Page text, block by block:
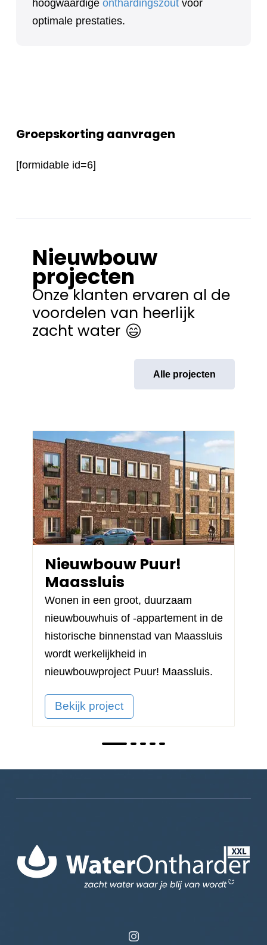
hoogwaardige onthardingszout voor
optimale prestaties.
Groepskorting aanvragen
[formidable id=6]
Nieuwbouw
projecten
Onze klanten ervaren al de
voordelen van heerlijk
zacht water
Alle projecten
Nieuwbouw Puur!
Maassluis
Wonen in een groot, duurzaam
nieuwbouwhuis of -appartement in de
historische binnenstad van Maassluis
wordt werkelijkheid in
nieuwbouwproject Puur! Maassluis.
Bekijk project